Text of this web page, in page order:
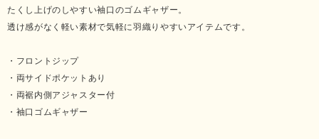
たくし上げのしやすい袖口のゴムギャザー。
透け感がなく軽い素材で気軽に羽織りやすいアイテムです。
・フロントジップ
・両サイドポケットあり
・両裾内側アジャスター付
・袖口ゴムギャザー